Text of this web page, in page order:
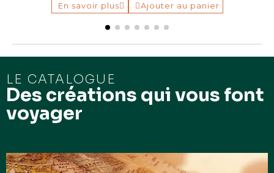
En savoir plus Ajouter au panier
LE CATALOGUE
Des créations qui vous font
voyager